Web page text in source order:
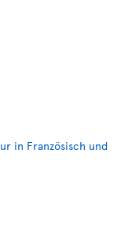
in Französisch und